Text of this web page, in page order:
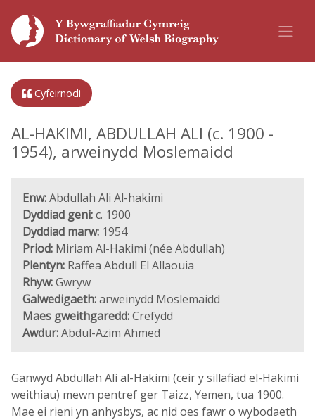
Cyfeirnodi
AL-HAKIMI, ABDULLAH ALI (c. 1900 -
1954), arweinydd Moslemaidd
Enw:Abdullah Ali Al-hakimi
Dyddiad geni:c. 1900
Dyddiad marw: 1954
Priod: Miriam Al-Hakimi (née Abdullah)
Plentyn: Raffea Abdull El Allaouia
Rhyw:Gwryw
Galwedigaeth:arweinydd Moslemaidd
Maes gweithgaredd:Crefydd
Awdur:Abdul-Azim Ahmed
Ganwyd Abdullah Ali al-Hakimi (ceir y sillafiad el-Hakimi
weithiau) mewn pentref ger Taizz, Yemen, tua 1900.
Mae ei rieni yn anhysbys, ac nid oes fawr o wybodaeth